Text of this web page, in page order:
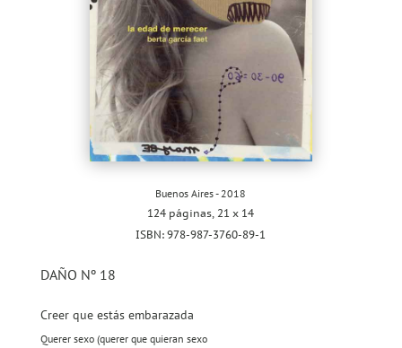
Buenos Aires - 2018
124 páginas, 21 x 14
ISBN: 978-987-3760-89-1
DAÑO Nº 18
Creer que estás embarazada
Querer sexo (querer que quieran sexo